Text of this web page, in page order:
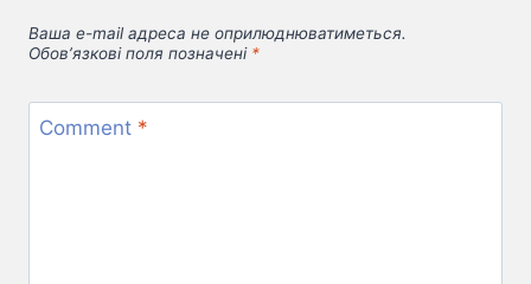
Ваша e-mail адреса не оприлюднюватиметься.
Обов’язкові поля позначені *
Comment *